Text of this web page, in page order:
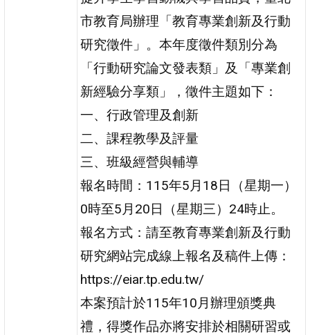
市教育局辦理「教育專業創新及行動
研究徵件」。本年度徵件類別分為
「行動研究論文發表類」及「專業創
新經驗分享類」，徵件主題如下：
一、行政管理及創新
二、課程教學及評量
三、班級經營與輔導
報名時間：115年5月18日（星期一）
0時至5月20日（星期三）24時止。
報名方式：請至教育專業創新及行動
研究網站完成線上報名及稿件上傳：
https://eiar.tp.edu.tw/
本案預計於115年10月辦理頒獎典
禮，得獎作品亦將安排於相關研習或